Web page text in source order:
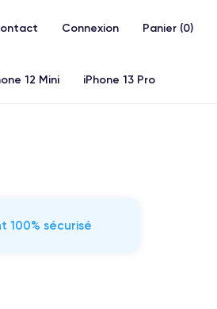
Connexion Panier (0)
12 Mini iPhone 13 Pro
100% sécurisé